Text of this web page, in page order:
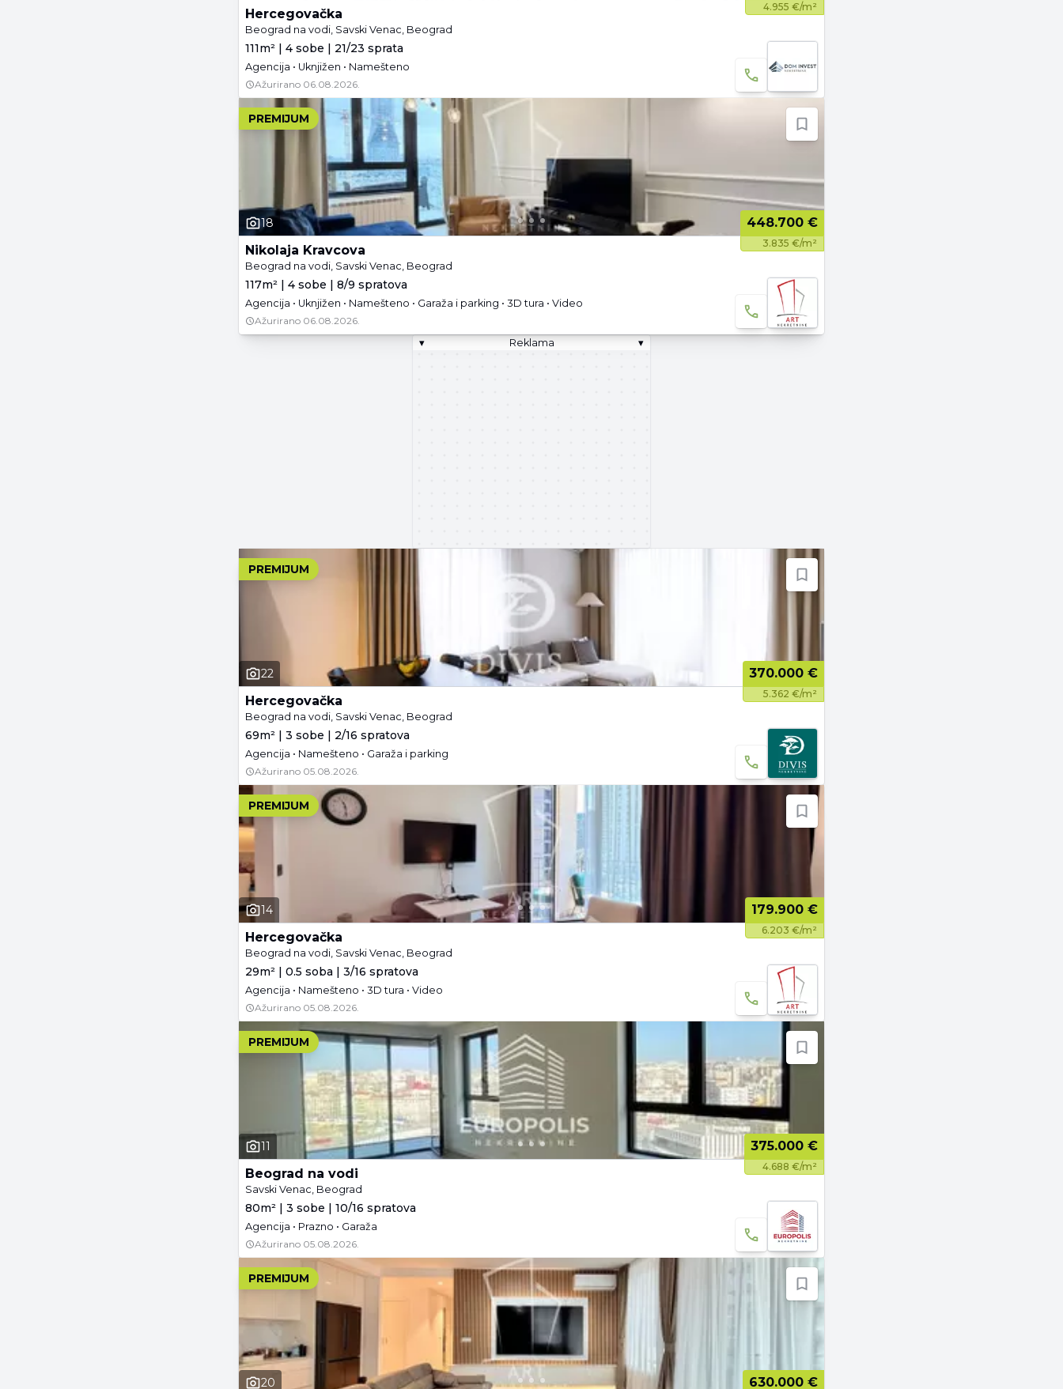
4.955 €/m²
Hercegovačka
Beograd na vodi, Savski Venac, Beograd
111m² | 4 sobe | 21/23 sprata
Agencija • Uknjižen • Namešteno
Ažurirano 06.08.2026.
PREMIJUM
18 448.700 €
3.835 €/m²
Nikolaja Kravcova
Beograd na vodi, Savski Venac, Beograd
117m² | 4 sobe | 8/9 spratova
Agencija • Uknjižen • Namešteno • Garaža i parking • 3D tura • Video
Ažurirano 06.08.2026.
▾
Reklama ▾
PREMIJUM
22 370.000 €
5.362 €/m²
Hercegovačka
Beograd na vodi, Savski Venac, Beograd
69m² | 3 sobe | 2/16 spratova
Agencija • Namešteno • Garaža i parking
Ažurirano 05.08.2026.
PREMIJUM
14 179.900 €
6.203 €/m²
Hercegovačka
Beograd na vodi, Savski Venac, Beograd
29m² | 0.5 soba | 3/16 spratova
Agencija • Namešteno • 3D tura • Video
Ažurirano 05.08.2026.
PREMIJUM
11 375.000 €
4.688 €/m²
Beograd na vodi
Savski Venac, Beograd
80m² | 3 sobe | 10/16 spratova
Agencija • Prazno • Garaža
Ažurirano 05.08.2026.
PREMIJUM
20 630.000 €